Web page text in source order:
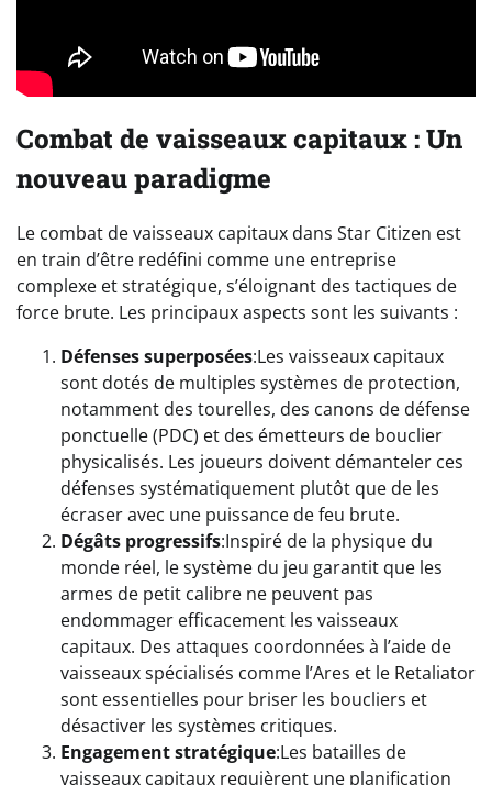
Combat de vaisseaux capitaux :Un
nouveau paradigme
Le combat de vaisseaux capitaux dans Star Citizen est
en train d’être redéfini comme une entreprise
complexe et stratégique, s’éloignant des tactiques de
force brute. Les principaux aspects sont les suivants :
Défenses superposées:Les vaisseaux capitaux
sont dotés de multiples systèmes de protection,
notamment des tourelles, des canons de défense
ponctuelle (PDC) et des émetteurs de bouclier
physicalisés. Les joueurs doivent démanteler ces
défenses systématiquement plutôt que de les
écraser avec une puissance de feu brute.
Dégâts progressifs:Inspiré de la physique du
monde réel, le système du jeu garantit que les
armes de petit calibre ne peuvent pas
endommager efficacement les vaisseaux
capitaux. Des attaques coordonnées à l’aide de
vaisseaux spécialisés comme l’Ares et le Retaliator
sont essentielles pour briser les boucliers et
désactiver les systèmes critiques.
Engagement stratégique:Les batailles de
vaisseaux capitaux requièrent une planification